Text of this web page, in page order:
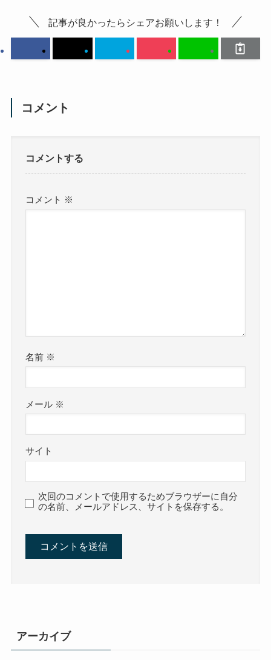
記事が良かったらシェアお願いします！
コメント
コメントする
コメント ※
名前 ※
メール ※
サイト
次回のコメントで使用するためブラウザーに自分
の名前、メールアドレス、サイトを保存する。
アーカイブ